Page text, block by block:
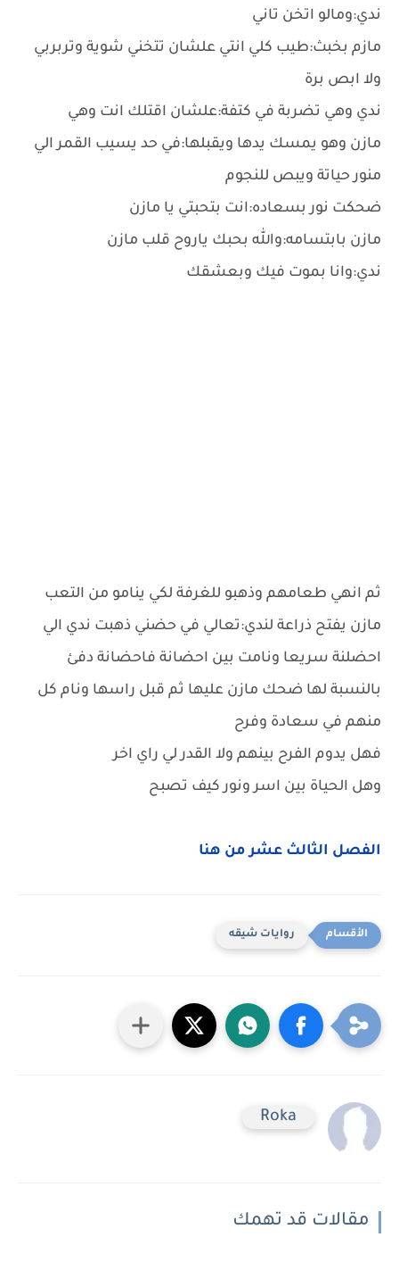
ندي:ومالو اتخن تاني
مازم بخبث:طيب كلي انتي علشان تتخني شوية وتربربي
ولا ابص برة
ندي وهي تضربة في كتفة:علشان اقتلك انت وهي
مازن وهو يمسك يدها ويقبلها:في حد يسيب القمر الي
منور حياتة ويبص للنجوم
ضحكت نور بسعاده:انت بتحبتي يا مازن
مازن بابتسامه:والله بحبك ياروح قلب مازن
ندي:وانا بموت فيك وبعشقك
ثم انهي طعامهم وذهبو للغرفة لكي ينامو من التعب
مازن يفتح ذراعة لندي:تعالي في حضني ذهبت ندي الي
احضلنة سريعا ونامت بين احضانة فاحضانة دفئ
بالنسبة لها ضحك مازن عليها ثم قبل راسها ونام كل
منهم في سعادة وفرح
فهل يدوم الفرح بينهم ولا القدر لي راي اخر
وهل الحياة بين اسر ونور كيف تصبح
الفصل الثالث عشر من هنا
روايات شيقه
Roka
مقالات قد تهمك